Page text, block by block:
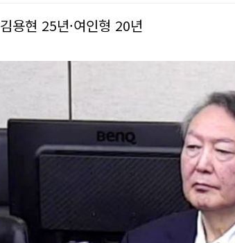
김용현 25년·여인형 20년